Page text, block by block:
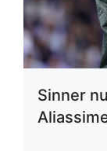
Sinner